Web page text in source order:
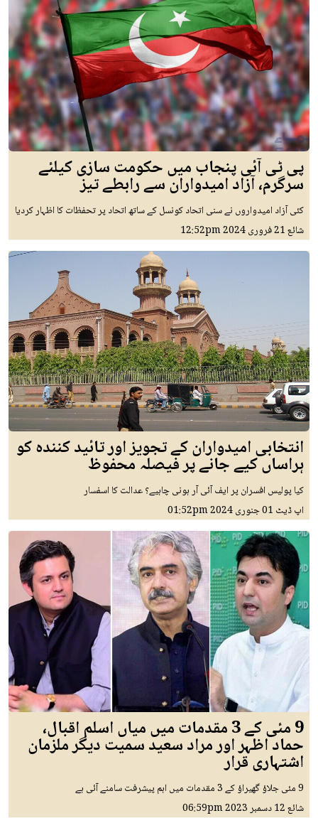
پی ٹی آئی پنجاب میں حکومت سازی کیلئے
سرگرم، آزاد امیدواران سے رابطے تیز
کئی آزاد امیدواروں نے سنی اتحاد کونسل کے ساتھ اتحاد پر تحفظات کا اظہار کردیا
شائع21 فروری 2024 12:52pm
انتخابی امیدواران کے تجویز اور تائید کنندہ کو
ہراساں کیے جانے پر فیصلہ محفوظ
کیا پولیس افسران پر ایف آئی آر ہونی چاہیے؟ عدالت کا اسفسار
اپ ڈیٹ 01 جنوری 2024 01:52pm
9 مئی کے 3 مقدمات میں میاں اسلم اقبال،
حماد اظہر اور مراد سعید سمیت دیگر ملزمان
اشتہاری قرار
9 مئی جلاؤ گھیراؤ کے 3 مقدمات میں اہم پیشرفت سامنے آئی ہے
شائع12 دسمبر 2023 06:59pm